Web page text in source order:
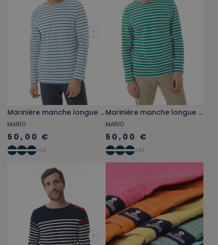
Marinière manche longue bleu ciel
MARIO
50,00 €
+34
Marinière manche longue vert jade
MARIO
50,00 €
+34